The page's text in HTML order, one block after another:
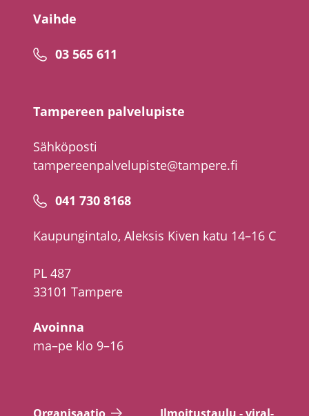
Vaihde
Puhelinnumero
03 565 611
Tampereen palvelupiste
Sähköposti
tampereenpalvelupiste@tampere.fi
Puhelinnumero
041 730 8168
Kaupungintalo, Aleksis Kiven katu 14–16 C
PL 487
33101 Tampere
Avoinna
ma–pe klo 9–16